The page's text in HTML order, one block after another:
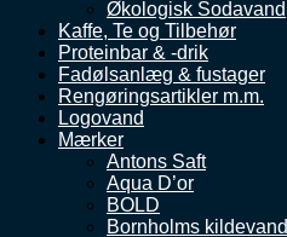
Økologisk Sodavand
Kaffe, Te og Tilbehør
Proteinbar & -drik
Fadølsanlæg & fustager
Rengøringsartikler m.m.
Logovand
Mærker
Antons Saft
Aqua D’or
BOLD
Bornholms kildevand